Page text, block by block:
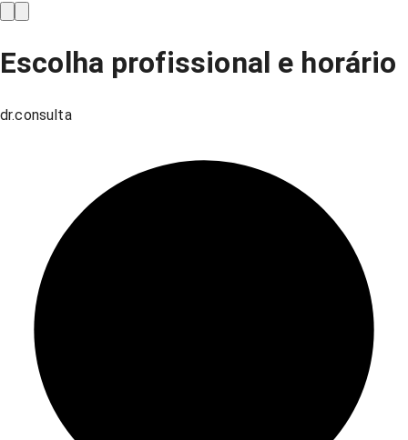
Escolha profissional e horário
dr.consulta